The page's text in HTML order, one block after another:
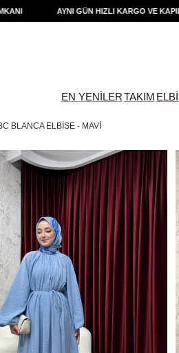
AYNI GÜN HIZLI KARGO VE KAPIDA
EN YENİLERTAKIM
BLANCA ELBİSE - MAVİ